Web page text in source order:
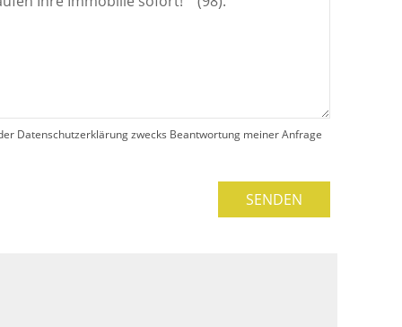
Datenschutzerklärung zwecks Beantwortung meiner Anfrage
SENDEN